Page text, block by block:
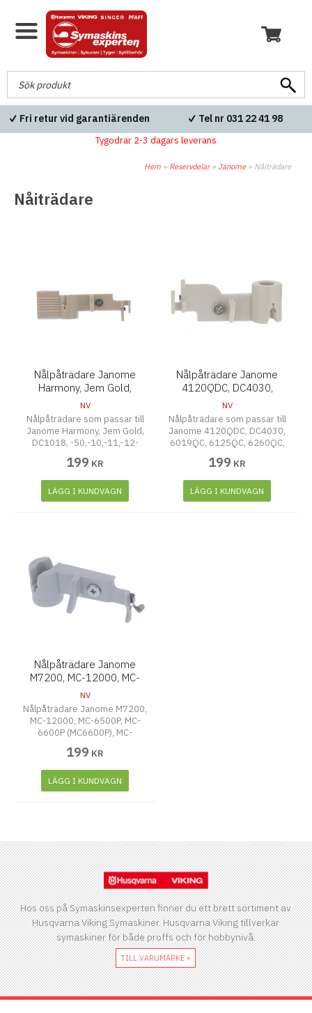
Fri retur vid garantiärenden Tel nr 031 22 41 98
Tygodrar 2-3 dagars leverans
Hem » Reservdelar» Janome» Nåiträdare
Nåiträdare
Nålpåträdare Janome
Harmony, Jem Gold,
DC1018, -50,-10,-11,-12-
13,-14. DC4100
NV
Nålpåträdare som passar till
Janome Harmony, Jem Gold,
DC1018, -50,-10,-11,-12-
199 KR
LÄGG I KUNDVAGN
Nålpåträdare Janome
4120QDC, DC4030,
6019QC, 6125QC, 6260QC
mm
NV
Nålpåträdare som passar till
Janome 4120QDC, DC4030,
6019QC, 6125QC, 6260QC,
MC6500P, MC9500, MC9700
199 KR
LÄGG I KUNDVAGN
Nålpåträdare Janome
M7200, MC-12000, MC-
6500P, MC-6600P
(MC6600P), MC-7700QP-
820
NV
Nålpåträdare Janome M7200,
MC-12000, MC-6500P, MC-
6600P (MC6600P), MC-
199 KR
LÄGG I KUNDVAGN
Hos oss på Symaskinsexperten finner du ett brett sortiment av
Husqvarna Viking Symaskiner. Husqvarna Viking tillverkar
symaskiner för både proffs och för hobbynivå.
TILL VARUMÄRKE »